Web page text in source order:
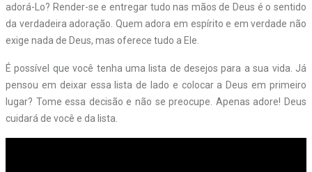
adorá-Lo? Render-se e entregar tudo nas mãos de Deus é o sentido
da verdadeira adoração. Quem adora em espírito e em verdade não
exige nada de Deus, mas oferece tudo a Ele.
É possível que você tenha uma lista de desejos para a sua vida. Já
pensou em deixar essa lista de lado e colocar a Deus em primeiro
lugar? Tome essa decisão e não se preocupe. Apenas adore! Deus
cuidará de você e da lista.